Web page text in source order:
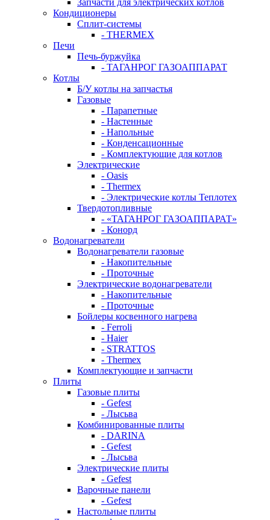
Запчасти для электрических котлов
Кондиционеры
Сплит-системы
- THERMEX
Печи
Печь-буржуйка
- ТАГАНРОГ ГАЗОАППАРАТ
Котлы
Б/У котлы на запчастья
Газовые
- Парапетные
- Настенные
- Напольные
- Конденсационные
- Комплектующие для котлов
Электрические
- Oasis
- Thermex
- Электрические котлы Теплотех
Твердотопливные
- «ТАГАНРОГ ГАЗОАППАРАТ»
- Конорд
Водонагреватели
Водонагреватели газовые
- Накопительные
- Проточные
Электрические водонагреватели
- Накопительные
- Проточные
Бойлеры косвенного нагрева
- Ferroli
- Haier
- STRATTOS
- Thermex
Комплектующие и запчасти
Плиты
Газовые плиты
- Gefest
- Лысьва
Комбинированные плиты
- DARINA
- Gefest
- Лысьва
Электрические плиты
- Gefest
Варочные панели
- Gefest
Настольные плиты